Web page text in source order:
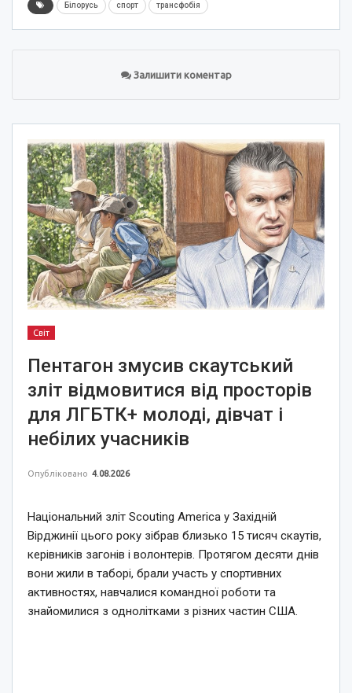
Білорусь спорт трансфобія
Залишити коментар
Світ
Пентагон змусив скаутський
зліт відмовитися від просторів
для ЛГБТК+ молоді, дівчат і
небілих учасників
Опубліковано 4.08.2026
Національний зліт Scouting America у Західній
Вірджинії цього року зібрав близько 15 тисяч скаутів,
керівників загонів і волонтерів. Протягом десяти днів
вони жили в таборі, брали участь у спортивних
активностях, навчалися командної роботи та
знайомилися з однолітками з різних частин США.